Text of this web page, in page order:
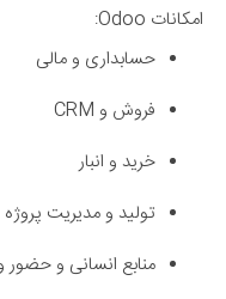
امکانات Odoo:
حسابداری و مالی
فروش و CRM
خرید و انبار
تولید و مدیریت پروژه
منابع انسانی و حضور